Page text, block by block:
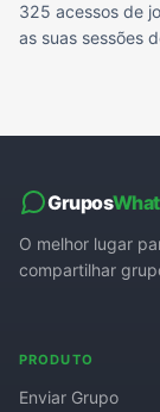
325 acessos de
as suas sessões
Grupos
O melhor lugar
compartilhar
PRODUTO
Enviar Grupo